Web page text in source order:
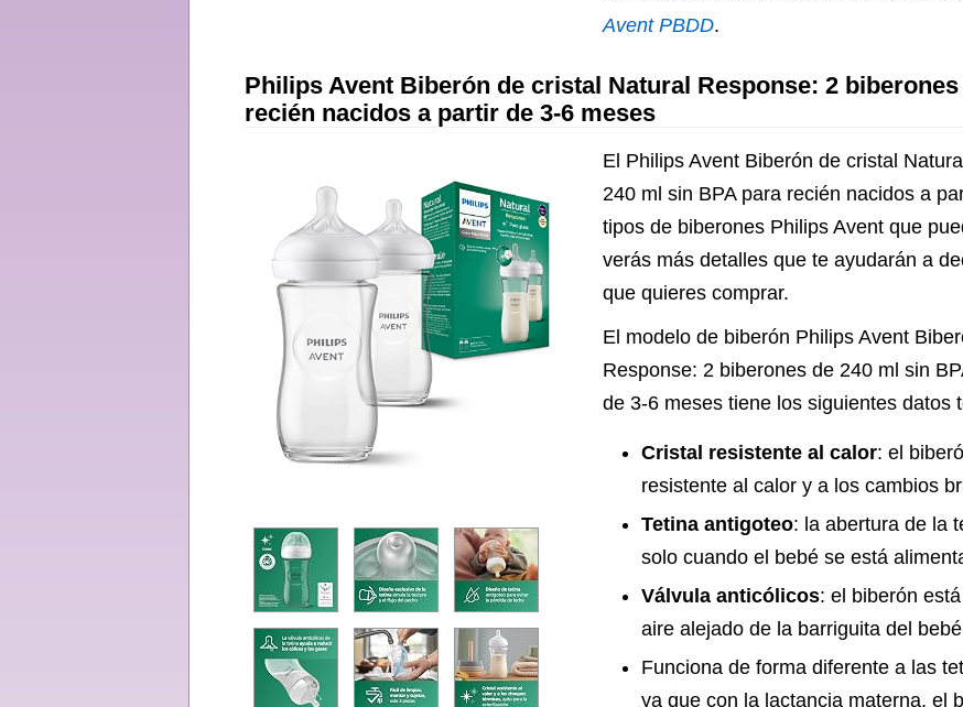
Avent PBDD.
Philips Avent Biberón de cristal Natural Response: 2
recién nacidos a partir de 3-6 meses
El Philips Avent Biberón de cristal
240 ml sin BPA para recién nacidos a
tipos de biberones Philips Avent que
verás más detalles que te ayudarán a
que quieres comprar.
El modelo de biberón Philips Avent
Response: 2 biberones de 240 ml sin
de 3-6 meses tiene los siguientes datos
Cristal resistente al calor: el
resistente al calor y a los cambios
Tetina antigoteo: la abertura de la
solo cuando el bebé se está
Válvula anticólicos: el biberón
aire alejado de la barriguita del
Funciona de forma diferente a las
ya que con la lactancia materna, el